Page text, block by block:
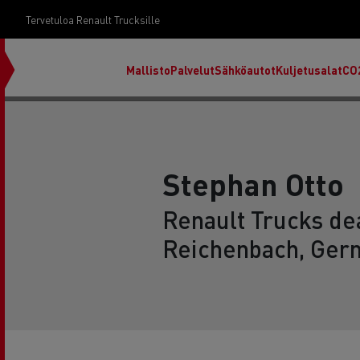
Tervetuloa Renault Trucksille
MallistoPalvelutSähköautotKuljetusalat
Stephan Otto
Renault Trucks
Reichenbach,